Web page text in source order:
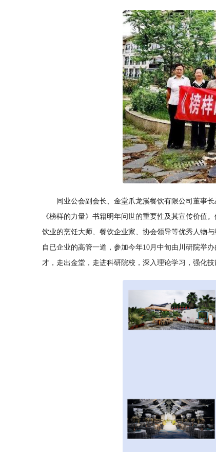
同业公会副会长、金堂爪龙溪餐饮有限公司董事
《榜样的力量》书籍明年问世的重要性及其宣传价值
饮业的烹饪大师、餐饮企业家、协会领导等优秀人物
自已企业的高管一道，参加今年10月中旬由川研院举
才，走出金堂，走进科研院校，深入理论学习，强化